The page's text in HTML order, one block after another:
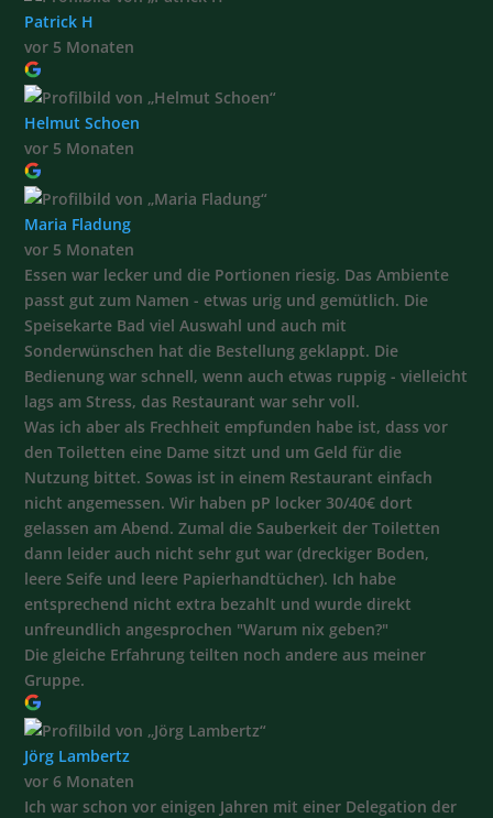
Patrick H
vor 5 Monaten
Helmut Schoen
vor 5 Monaten
Maria Fladung
vor 5 Monaten
Essen war lecker und die Portionen riesig. Das Ambiente
passt gut zum Namen - etwas urig und gemütlich. Die
Speisekarte Bad viel Auswahl und auch mit
Sonderwünschen hat die Bestellung geklappt. Die
Bedienung war schnell, wenn auch etwas ruppig - vielleicht
lags am Stress, das Restaurant war sehr voll.
Was ich aber als Frechheit empfunden habe ist, dass vor
den Toiletten eine Dame sitzt und um Geld für die
Nutzung bittet. Sowas ist in einem Restaurant einfach
nicht angemessen. Wir haben pP locker 30/40€ dort
gelassen am Abend. Zumal die Sauberkeit der Toiletten
dann leider auch nicht sehr gut war (dreckiger Boden,
leere Seife und leere Papierhandtücher). Ich habe
entsprechend nicht extra bezahlt und wurde direkt
unfreundlich angesprochen "Warum nix geben?"
Die gleiche Erfahrung teilten noch andere aus meiner
Gruppe.
Jörg Lambertz
vor 6 Monaten
Ich war schon vor einigen Jahren mit einer Delegation der